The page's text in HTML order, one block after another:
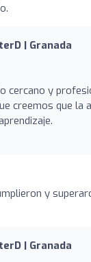
| Granada
y
creemos que la
y
| Granada